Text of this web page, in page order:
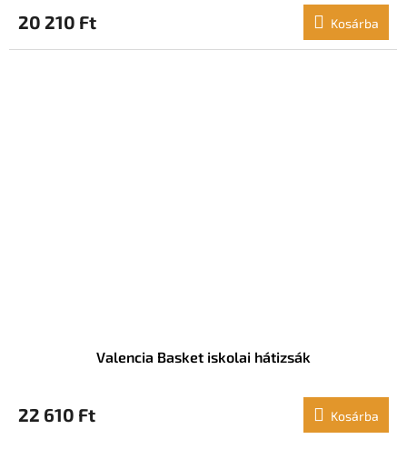
20 210 Ft Kosárba
Valencia Basket iskolai hátizsák
22 610 Ft Kosárba